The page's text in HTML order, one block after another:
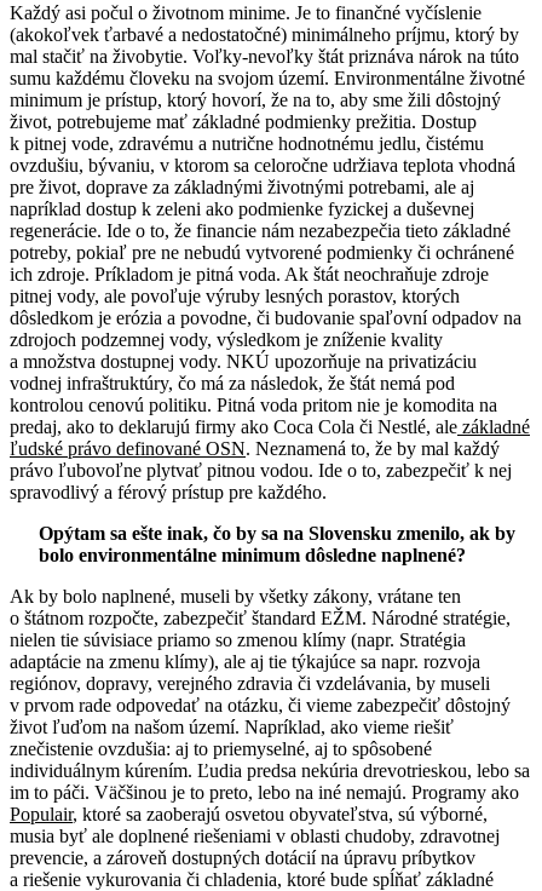
Každý asi počul o životnom minime. Je to finančné vyčíslenie
(akokoľvek ťarbavé a nedostatočné) minimálneho príjmu, ktorý by
mal stačiť na živobytie. Voľky-nevoľky štát priznáva nárok na túto
sumu každému človeku na svojom území. Environmentálne životné
minimum je prístup, ktorý hovorí, že na to, aby sme žili dôstojný
život, potrebujeme mať základné podmienky prežitia. Dostup
k pitnej vode, zdravému a nutrične hodnotnému jedlu, čistému
ovzdušiu, bývaniu, v ktorom sa celoročne udržiava teplota vhodná
pre život, doprave za základnými životnými potrebami, ale aj
napríklad dostup k zeleni ako podmienke fyzickej a duševnej
regenerácie. Ide o to, že financie nám nezabezpečia tieto základné
potreby, pokiaľ pre ne nebudú vytvorené podmienky či ochránené
ich zdroje. Príkladom je pitná voda. Ak štát neochraňuje zdroje
pitnej vody, ale povoľuje výruby lesných porastov, ktorých
dôsledkom je erózia a povodne, či budovanie spaľovní odpadov na
zdrojoch podzemnej vody, výsledkom je zníženie kvality
a množstva dostupnej vody. NKÚ upozorňuje na privatizáciu
vodnej infraštruktúry, čo má za následok, že štát nemá pod
kontrolou cenovú politiku. Pitná voda pritom nie je komodita na
predaj, ako to deklarujú firmy ako Coca Cola či Nestlé, ale základné
ľudské právo definované OSN. Neznamená to, že by mal každý
právo ľubovoľne plytvať pitnou vodou. Ide o to, zabezpečiť k nej
spravodlivý a férový prístup pre každého.
Opýtam sa ešte inak, čo by sa na Slovensku zmenilo, ak by
bolo environmentálne minimum dôsledne naplnené?
Ak by bolo naplnené, museli by všetky zákony, vrátane ten
o štátnom rozpočte, zabezpečiť štandard EŽM. Národné stratégie,
nielen tie súvisiace priamo so zmenou klímy (napr. Stratégia
adaptácie na zmenu klímy), ale aj tie týkajúce sa napr. rozvoja
regiónov, dopravy, verejného zdravia či vzdelávania, by museli
v prvom rade odpovedať na otázku, či vieme zabezpečiť dôstojný
život ľuďom na našom území. Napríklad, ako vieme riešiť
znečistenie ovzdušia: aj to priemyselné, aj to spôsobené
individuálnym kúrením. Ľudia predsa nekúria drevotrieskou, lebo sa
im to páči. Väčšinou je to preto, lebo na iné nemajú. Programy ako
Populair, ktoré sa zaoberajú osvetou obyvateľstva, sú výborné,
musia byť ale doplnené riešeniami v oblasti chudoby, zdravotnej
prevencie, a zároveň dostupných dotácií na úpravu príbytkov
a riešenie vykurovania či chladenia, ktoré bude spĺňať základné